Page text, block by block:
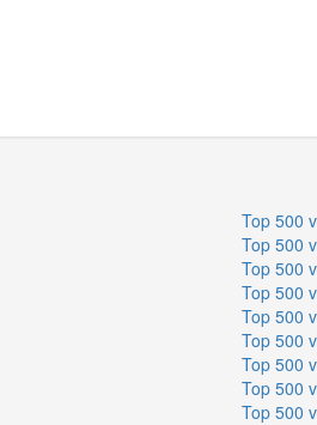
Top 500
Top 500
Top 500
Top 500
Top 500
Top 500
Top 500
Top 500
Top 500